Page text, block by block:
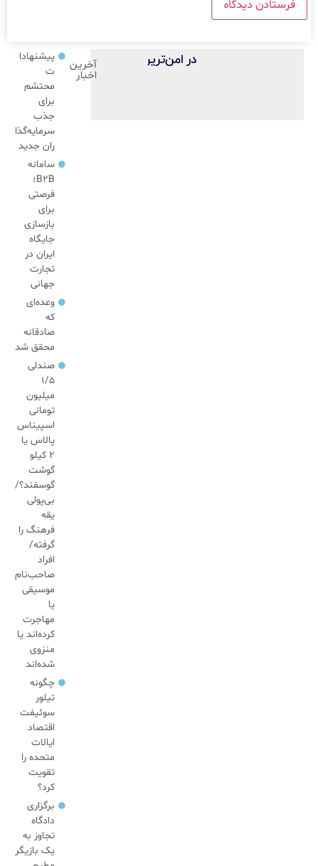
آخرین
اخبار
پیشنهادا
ت
محتشم
برای
جذب
سرمایه‌گذا
ران جدید
سامانه
B2B؛
فرصتی
برای
بازسازی
جایگاه
ایران در
تجارت
جهانی
وعده‌ای
که
صادقانه
محقق شد
صندلی
۱/۵
میلیون
تومانی
اسپیناس
پالاس یا
۲ کیلو
گوشت
گوسفند؟/
بی‌پولی
یقه
فرهنگ را
گرفته/
افراد
صاحب‌نام
موسیقی
یا
مهاجرت
کرده‌اند یا
منزوی
شده‌اند
چگونه
تیلور
سوئیفت
اقتصاد
ایالات
متحده را
تقویت
کرد؟
برگزاری
دادگاه
تجاوز به
یک بازیگر